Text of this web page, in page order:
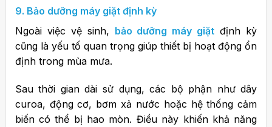
9. Bảo dưỡng máy giặt định kỳ
Ngoài việc vệ sinh, bảo dưỡng máy giặt định kỳ
cũng là yếu tố quan trọng giúp thiết bị hoạt động ổn
định trong mùa mưa.
Sau thời gian dài sử dụng, các bộ phận như dây
curoa, động cơ, bơm xả nước hoặc hệ thống cảm
biến có thể bị hao mòn. Điều này khiến khả năng